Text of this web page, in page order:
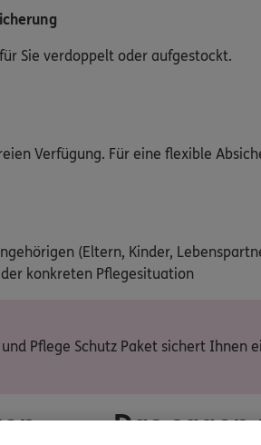
Sie verdoppelt oder aufgestockt.
Verfügung. Für eine flexible
(Eltern, Kinder,
konkreten Pflegesituation
Pflege Schutz Paket sichert Ihnen
Das